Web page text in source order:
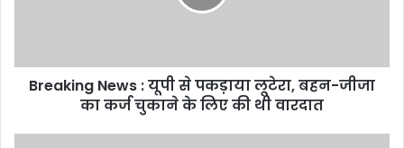
जीजा
Breaking News : यूपी से पकड़ाया लूटेरा, बहन-जीजा
का कर्ज चुकाने के लिए की थी वारदात